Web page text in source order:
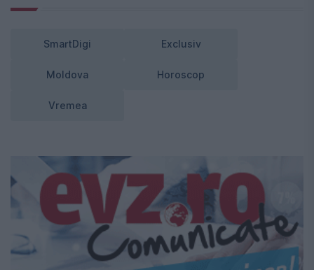
SmartDigi Exclusiv
Moldova Horoscop
Vremea